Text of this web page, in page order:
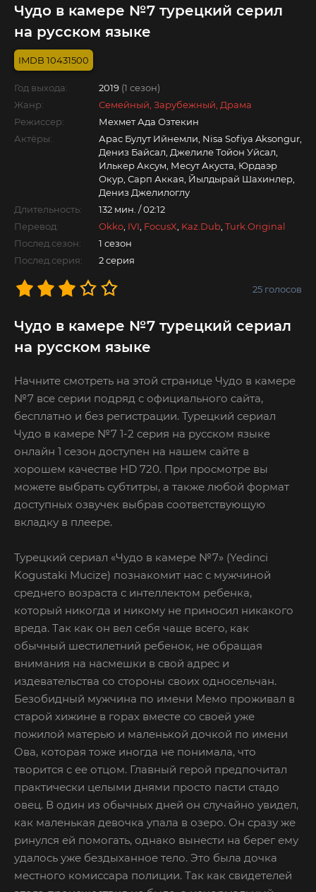
Чудо в камере №7 турецкий серил
на русском языке
10431500
Год выхода: 2019 (1 сезон)
Жанр:
Семейный, Зарубежный, Драма
Режиссер:
Мехмет Ада Озтекин
Актёры:
Арас Булут Ийнемли, Nisa Sofiya Aksongur,
Дениз Байсал, Джелиле Тойон Уйсал,
Илькер Аксум, Месут Акуста, Юрдаэр
Окур, Сарп Аккая, Йылдырай Шахинлер,
Дениз Джелилоглу
Длительность:
132 мин. / 02:12
Перевод:
Okko IVI FocusX Kaz.Dub Turk.Original
Послед.сезон:
1 сезон
Послед.серия:
2 серия
25 голосов
Чудо в камере №7 турецкий сериал
на русском языке
Начните смотреть на этой странице Чудо в камере
№7 все серии подряд с официального сайта,
бесплатно и без регистрации. Турецкий сериал
Чудо в камере №7 1-2 серия на русском языке
онлайн 1 сезон доступен на нашем сайте в
хорошем качестве HD 720. При просмотре вы
можете выбрать субтитры, а также любой формат
доступных озвучек выбрав соответствующую
вкладку в плеере.
Турецкий сериал «Чудо в камере №7» (Yedinci
Kogustaki Mucize) познакомит нас с мужчиной
среднего возраста с интеллектом ребенка,
который никогда и никому не приносил никакого
вреда. Так как он вел себя чаще всего, как
обычный шестилетний ребенок, не обращая
внимания на насмешки в свой адрес и
издевательства со стороны своих односельчан.
Безобидный мужчина по имени Мемо проживал в
старой хижине в горах вместе со своей уже
пожилой матерью и маленькой дочкой по имени
Ова, которая тоже иногда не понимала, что
творится с ее отцом. Главный герой предпочитал
практически целыми днями просто пасти стадо
овец. В один из обычных дней он случайно увидел,
как маленькая девочка упала в озеро. Он сразу же
ринулся ей помогать, однако вынести на берег ему
удалось уже бездыханное тело. Это была дочка
местного комиссара полиции. Так как свидетелей